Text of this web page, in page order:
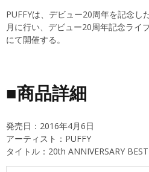
PUFFYは、デビュー20周年を記念し
月に行い、デビュー20周年記念ライ
にて開催する。
■商品詳細
発売日：2016年4月6日
アーティスト：PUFFY
タイトル：20th ANNIVERSARY